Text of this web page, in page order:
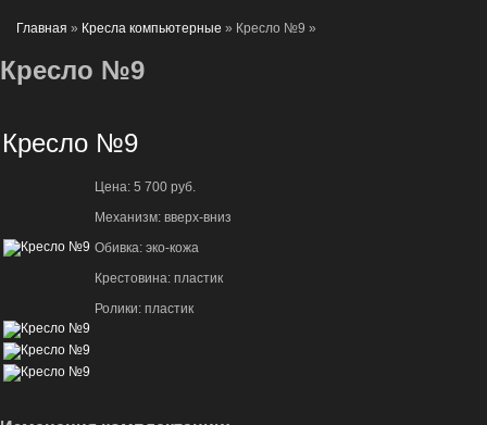
Главная » Кресла компьютерные » Кресло №9 »
Кресло №9
Кресло №9
Цена: 5 700 руб.
Механизм: вверх-вниз
Обивка: эко-кожа
Крестовина: пластик
Ролики: пластик